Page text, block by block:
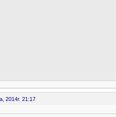
2014г. 21:17